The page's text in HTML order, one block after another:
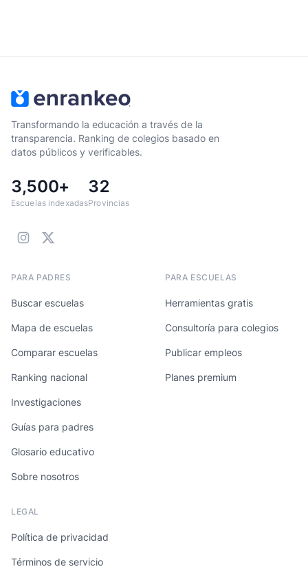
Transformando la educación a través de la
transparencia. Ranking de colegios basado en
datos públicos y verificables.
3,500+
Escuelas indexadas
32
Provincias
PARA PADRES
Buscar escuelas
Mapa de escuelas
Comparar escuelas
Ranking nacional
Investigaciones
Guías para padres
Glosario educativo
Sobre nosotros
PARA ESCUELAS
Herramientas gratis
Consultoría para colegios
Publicar empleos
Planes premium
LEGAL
Política de privacidad
Términos de servicio